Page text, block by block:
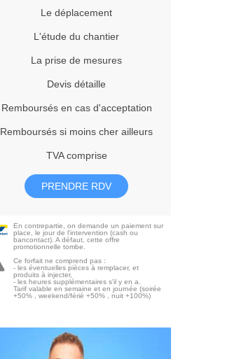
Le déplacement
L'étude du chantier
La prise de mesures
Devis détaille
Remboursés en cas d'acceptation
Remboursés si moins cher ailleurs
TVA comprise
PRENDRE RDV
En contrepartie, on demande un paiement sur
place, le jour de l'intervention (cash ou
bancontact). A défaut, cette offre
promotionnelle tombe.
Ce forfait ne comprend pas :
- les éventuelles pièces à remplacer, et
produits à injecter,
- les heures supplémentaires s'il y en a.
Tarif valable en semaine et en journée (soirée
+50% , weekend/férié +50% , nuit +100%)